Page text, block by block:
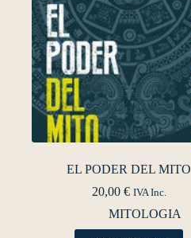
EL PODER DEL MITO
20,00 € IVA Inc.
MITOLOGIA